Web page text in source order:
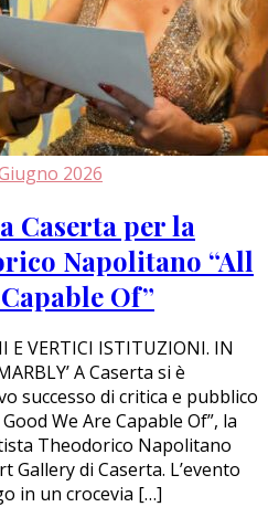
2026
Caserta per la
Napolitano “All
Of”
E VERTICI ISTITUZIONI. IN
A Caserta si è
successo di critica e pubblico
We Are Capable Of”, la
Theodorico Napolitano
Gallery di Caserta. L’evento
in un crocevia […]